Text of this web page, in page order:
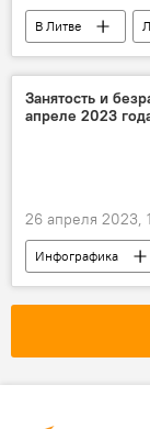
В Литве
Департамент
Занятость и
апреле 2023
26 апреля 2023,
Инфографика
безработица